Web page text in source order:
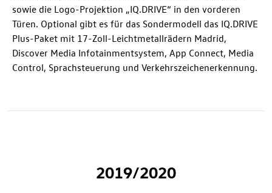
sowie die Logo-Projektion „IQ.DRIVE“ in den vorderen
Türen. Optional gibt es für das Sondermodell das IQ.DRIVE
Plus-Paket mit 17-Zoll-Leichtmetallrädern Madrid,
Discover Media Infotainmentsystem, App Connect, Media
Control, Sprachsteuerung und Verkehrszeichenerkennung.
2019/2020